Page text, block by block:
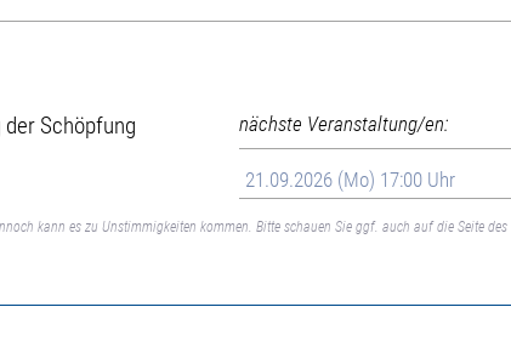
Schöpfung nächste Veranstaltung/en:
21.09.2026 (Mo) 17:00 Uhr
kann es zu Unstimmigkeiten kommen. Bitte schauen Sie ggf. auch auf die Seite